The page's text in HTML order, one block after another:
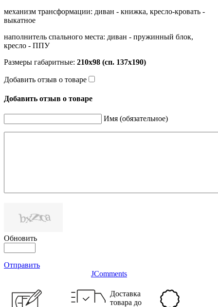
механизм трансформации: диван - книжка, кресло-кровать -
выкатное
наполнитель спального места: диван - пружинный блок,
кресло - ППУ
Размеры габаритные: 210х98 (сп. 137х190)
Добавить отзыв о товаре
Добавить отзыв о товаре
Имя (обязательное)
Обновить
Отправить
JComments
Доставка
товара до